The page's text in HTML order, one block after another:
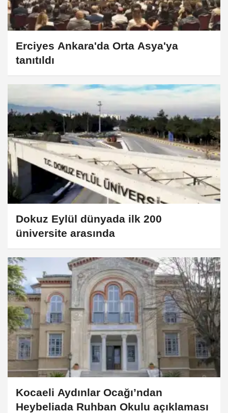
Erciyes Ankara'da Orta Asya'ya
tanıtıldı
Dokuz Eylül dünyada ilk 200
üniversite arasında
Kocaeli Aydınlar Ocağı’ndan
Heybeliada Ruhban Okulu açıklaması